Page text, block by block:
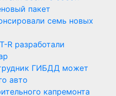
пакет
семь новых
R разработали
ГИБДД может
авто
капремонта